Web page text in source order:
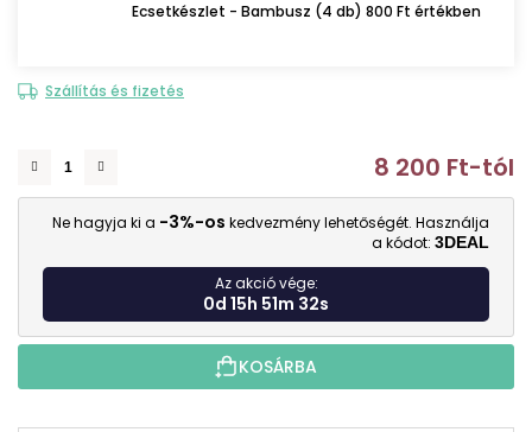
Ecsetkészlet - Bambusz (4 db) 800 Ft értékben
Szállítás és fizetés
8 200 Ft-tól
Ne hagyja ki a -3%-os kedvezmény lehetőségét. Használja
a kódot: 3DEAL
Az akció vége:
0d 15h 51m 31s
KOSÁRBA